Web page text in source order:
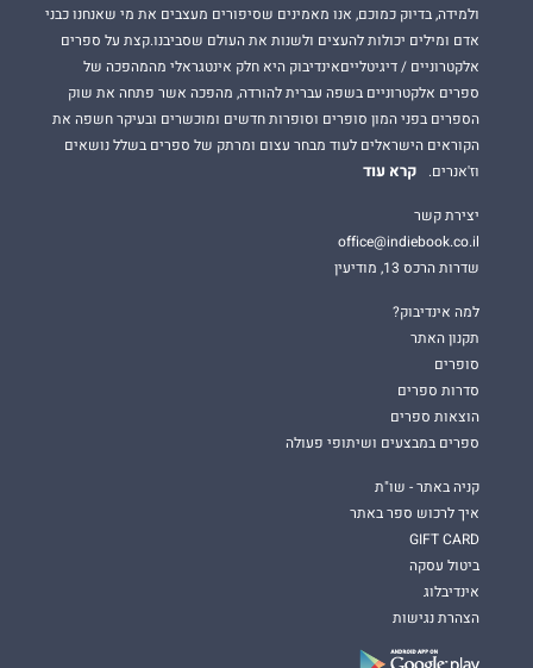
ולמידה, בדיוק כמוכם, אנו מאמינים שסיפורים מעצבים את מי שאנחנו כבני
אדם ומילים יכולות להעצים ולשנות את העולם שסביבנו.קצת על ספרים
אלקטרוניים / דיגיטלייםאינדיבוק היא חלק אינטגראלי מהמהפכה של
ספרים אלקטרוניים בשפה עברית להורדה, מהפכה אשר פתחה את שוק
הספרים בפני המון סופרים וסופרות חדשים ומוכשרים ובעיקר חשפה את
הקוראים הישראלים לעוד מבחר עצום ומרתק של ספרים בשלל נושאים
וז'אנרים.
קרא עוד
יצירת קשר
office@indiebook.co.il
שדרות הרכס 13, מודיעין
למה אינדיבוק?
תקנון האתר
סופרים
סדרות ספרים
הוצאות ספרים
ספרים במבצעים ושיתופי פעולה
קניה באתר - שו"ת
איך לרכוש ספר באתר
GIFT CARD
ביטול עסקה
אינדיבלוג
הצהרת נגישות